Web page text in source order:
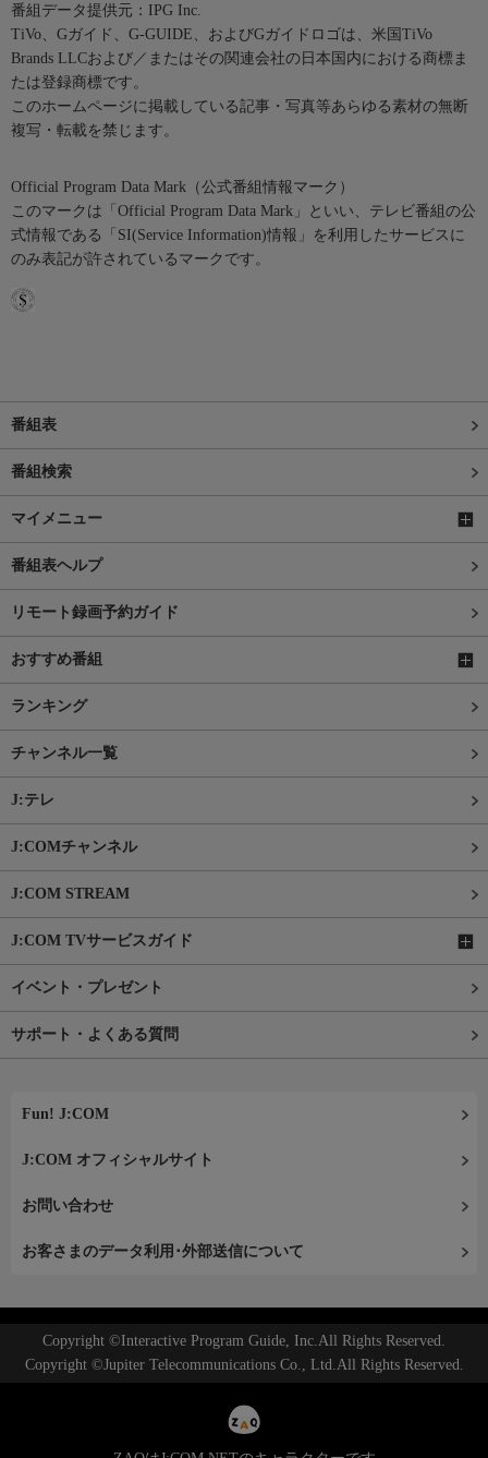
番組データ提供元：IPG Inc.
TiVo、Gガイド、G-GUIDE、およびGガイドロゴは、米国TiVo
Brands LLCおよび／またはその関連会社の日本国内における商標ま
たは登録商標です。
このホームページに掲載している記事・写真等あらゆる素材の無断
複写・転載を禁じます。
Official Program Data Mark（公式番組情報マーク）
このマークは「Official Program Data Mark」といい、テレビ番組の公
式情報である「SI(Service Information)情報」を利用したサービスに
のみ表記が許されているマークです。
番組表
番組検索
マイメニュー
番組表ヘルプ
リモート録画予約ガイド
おすすめ番組
ランキング
チャンネル一覧
J:テレ
J:COMチャンネル
J:COM STREAM
J:COM TVサービスガイド
イベント・プレゼント
サポート・よくある質問
Fun! J:COM
J:COM オフィシャルサイト
お問い合わせ
お客さまのデータ利用･外部送信について
Copyright ©Interactive Program Guide, Inc.All Rights Reserved.
Copyright ©Jupiter Telecommunications Co., Ltd.All Rights Reserved.